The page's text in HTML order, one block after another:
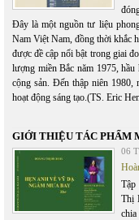
Đây là một nguồn tư liệu
Nam Việt Nam, đồng thời khắc
được đề cập nổi bật trong giai
lượng miền Bắc năm 1975,
cộng sản. Đến thập niên 1980,
hoạt động sáng tạo.(TS. Eric
GIỚI THIỆU TÁC PHẨM
06
Tập
Thị